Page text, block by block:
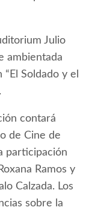
Julio
ambientada
Soldado y el
contará
de Cine de
participación
Ramos y
Calzada. Los
sobre la